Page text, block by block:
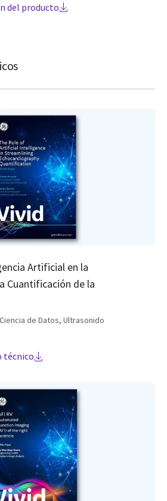
del producto
Artificial en la
Cuantificación de la
de Datos, Ultrasonido
técnico